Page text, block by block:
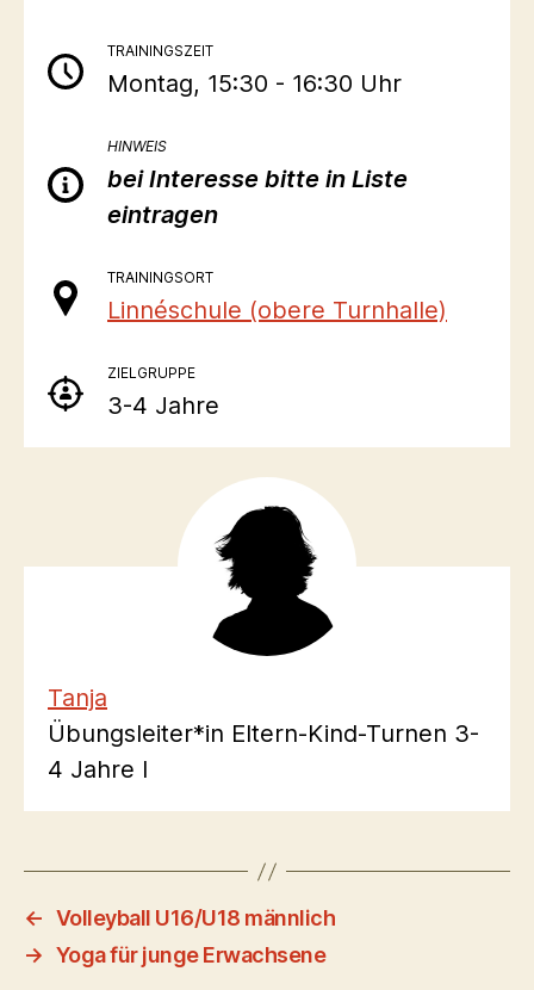
TRAININGSZEIT
Montag, 15:30 - 16:30 Uhr
HINWEIS
bei Interesse bitte in Liste
eintragen
TRAININGSORT
Linnéschule (obere Turnhalle)
ZIELGRUPPE
3-4 Jahre
Tanja
Übungsleiter*in Eltern-Kind-Turnen 3-
4 Jahre I
← Volleyball U16/U18 männlich
→ Yoga für junge Erwachsene